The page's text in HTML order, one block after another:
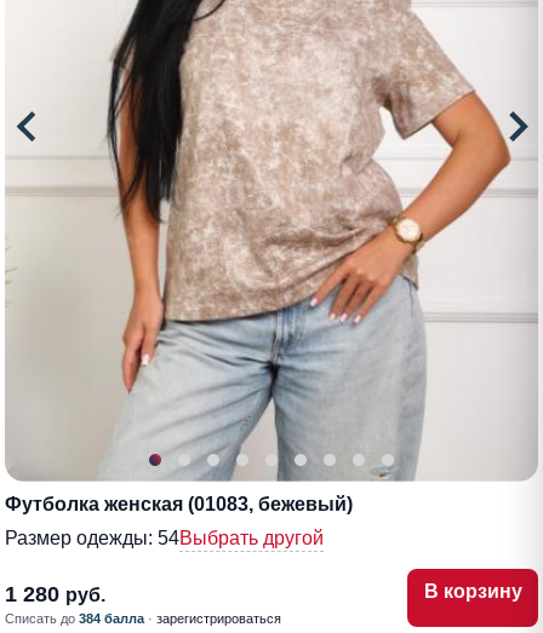
Футболка женская (01083, бежевый)
Размер одежды: 54Выбрать другой
1 280 руб.
Списать до 384 балла · зарегистрироваться
В корзину